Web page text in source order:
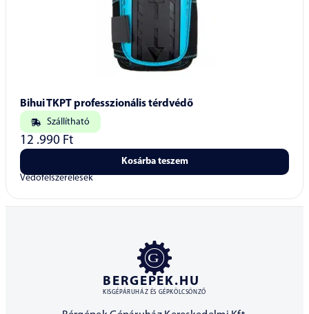
Bihui TKPT professzionális térdvédő
Szállítható
12 .990 Ft
Kosárba teszem
Védőfelszerelések
BERGEPEK.HU
KISGÉPÁRUHÁZ ÉS GÉPKÖLCSÖNZŐ